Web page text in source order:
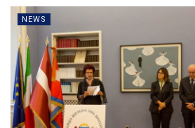
NEWS